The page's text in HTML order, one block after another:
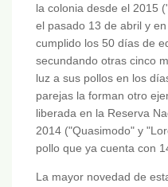
la colonia desde el 2015
el pasado 13 de abril y
cumplido los 50 días de
secundando otras cinco
luz a sus pollos en los
parejas la forman otro
liberada en la Reserva
2014 ("Quasimodo" y
pollo que ya cuenta con
La mayor novedad de